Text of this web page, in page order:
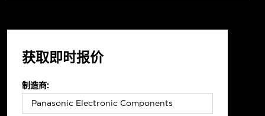
获取即时报价
制造商: